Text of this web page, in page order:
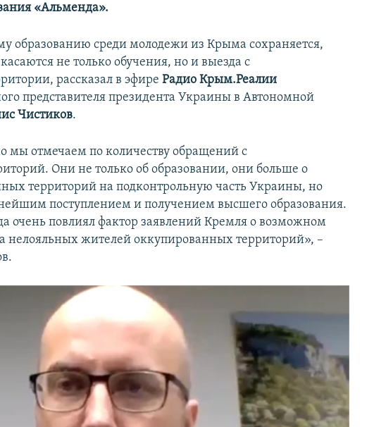
«Альменда».
образованию среди молодежи из Крыма сохраняется,
не только обучения, но и выезда с
рассказал в эфиреРадио Крым.Реалии
представителя президента Украины в Автономной
Чистиков.
мы отмечаем по количеству обращений с
Они не только об образовании, они больше о
территорий на подконтрольную часть Украины, но
поступлением и получением высшего образования.
очень повлиял фактор заявлений Кремля о возможном
нелояльных жителей оккупированных территорий», –